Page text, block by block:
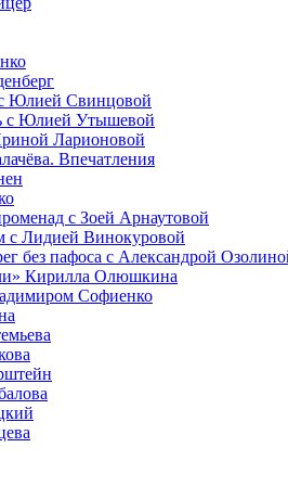
Юлией Свинцовой
с Юлией Утышевой
Ларионовой
Впечатления
с Зоей Арнаутовой
с Лидией Винокуровой
без пафоса с Александрой
Кирилла Олюшкина
Софиенко